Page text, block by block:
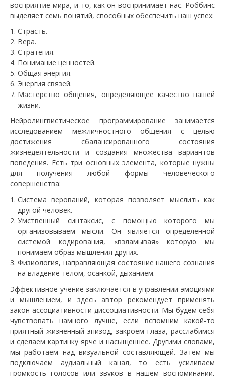
восприятие мира, и то, как он воспринимает нас. Роббинс
выделяет семь понятий, способных обеспечить наш успех:
Страсть.
Вера.
Стратегия.
Понимание ценностей.
Общая энергия.
Энергия связей.
Мастерство общения, определяющее качество нашей
жизни.
Нейролингвистическое программирование занимается
исследованием межличностного общения с целью
достижения сбалансированного состояния
жизнедеятельности и создания множества вариантов
поведения. Есть три основных элемента, которые нужны
для получения любой формы человеческого
совершенства:
Система верований, которая позволяет мыслить как
другой человек.
Умственный синтаксис, с помощью которого мы
организовываем мысли. Он является определенной
системой кодирования, «взламывая» которую мы
понимаем образ мышления других.
Физиология, направляющая состояние нашего сознания
на владение телом, осанкой, дыханием.
Эффективное учение заключается в управлении эмоциями
и мышлением, и здесь автор рекомендует применять
закон ассоциативности-диссоциативности. Мы будем себя
чувствовать намного лучше, если вспомним какой-то
приятный жизненный эпизод, закроем глаза, расслабимся
и сделаем картинку ярче и насыщеннее. Другими словами,
мы работаем над визуальной составляющей. Затем мы
подключаем аудиальный канал, то есть усиливаем
громкость голосов или звуков в нашем воспоминании,